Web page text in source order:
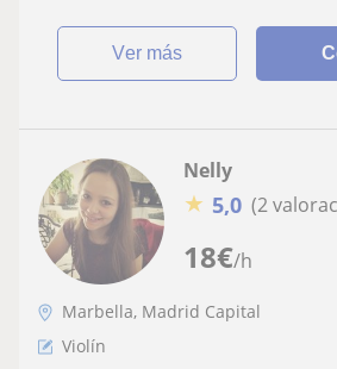
ver más
18€/h
Nelly
★ 5,0 (2
Marbella, Madrid Capital
Violín